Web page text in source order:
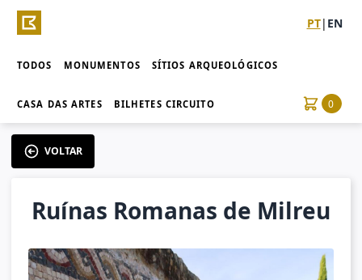
PT| EN
TODOS MONUMENTOS SÍTIOS ARQUEOLÓGICOS
CASA DAS ARTES BILHETES CIRCUITO 0
VOLTAR
Ruínas Romanas de Milreu